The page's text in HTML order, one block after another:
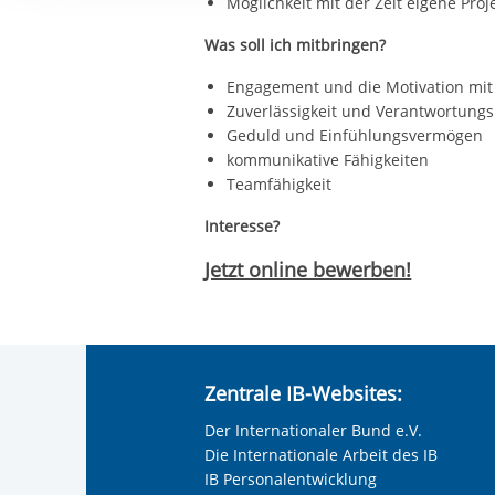
Ihre etwaige Einwilligung
der von Ihnen
Was soll ich mitbringen?
Engagement und die Motivation
Zuverlässigkeit und
Geduld und Einfühlungsvermögen
kommunikative Fähigkeiten
Teamfähigkeit
Interesse?
Jetzt online bewerben!
Zentrale IB-Websites:
Der Internationaler Bund e.V.
Die Internationale Arbeit des IB
IB Personalentwicklung